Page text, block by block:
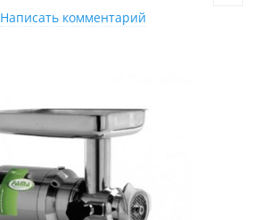
Написать комментарий